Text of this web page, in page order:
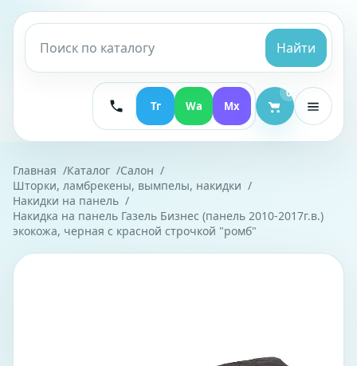
Найти
Тг Wa Mx
0
Главная Каталог
Салон
Шторки, ламбрекены, вымпелы, накидки
Накидки на панель
Накидка на панель Газель Бизнес (панель 2010-2017г.в.)
экокожа, черная с красной строчкой "ромб"